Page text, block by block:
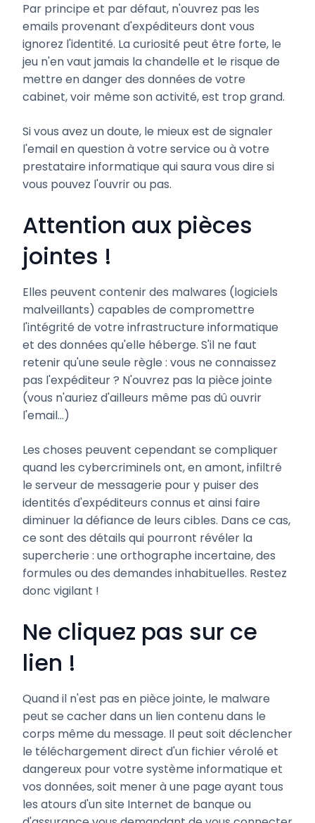
Par principe et par défaut, n'ouvrez pas les
emails provenant d'expéditeurs dont vous
ignorez l'identité. La curiosité peut être forte, le
jeu n'en vaut jamais la chandelle et le risque de
mettre en danger des données de votre
cabinet, voir même son activité, est trop grand.
Si vous avez un doute, le mieux est de signaler
l'email en question à votre service ou à votre
prestataire informatique qui saura vous dire si
vous pouvez l'ouvrir ou pas.
Attention aux pièces
jointes !
Elles peuvent contenir des malwares (logiciels
malveillants) capables de compromettre
l'intégrité de votre infrastructure informatique
et des données qu'elle héberge. S'il ne faut
retenir qu'une seule règle : vous ne connaissez
pas l'expéditeur ? N'ouvrez pas la pièce jointe
(vous n'auriez d'ailleurs même pas dû ouvrir
l'email…)
Les choses peuvent cependant se compliquer
quand les cybercriminels ont, en amont, infiltré
le serveur de messagerie pour y puiser des
identités d'expéditeurs connus et ainsi faire
diminuer la défiance de leurs cibles. Dans ce cas,
ce sont des détails qui pourront révéler la
supercherie : une orthographe incertaine, des
formules ou des demandes inhabituelles. Restez
donc vigilant !
Ne cliquez pas sur ce
lien !
Quand il n'est pas en pièce jointe, le malware
peut se cacher dans un lien contenu dans le
corps même du message. Il peut soit déclencher
le téléchargement direct d'un fichier vérolé et
dangereux pour votre système informatique et
vos données, soit mener à une page ayant tous
les atours d'un site Internet de banque ou